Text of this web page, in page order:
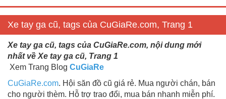
Xe tay ga cũ, tags của CuGiaRe.com, Trang 1
Xe tay ga cũ, tags của CuGiaRe.com, nội dung mới
nhất về Xe tay ga cũ, Trang 1
Xem Trang Blog CuGiaRe
CuGiaRe.com. Hội săn đồ cũ giá rẻ. Mua người chán, bán
cho người thèm. Hỗ trợ trao đổi, mua bán nhanh miễn phí.